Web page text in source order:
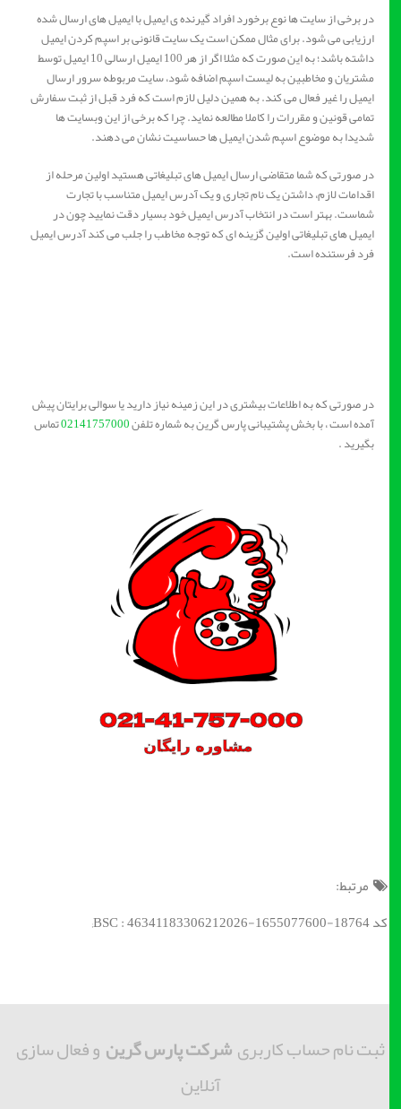
در برخی از سایت ها نوع برخورد افراد گیرنده ی ایمیل با ایمیل های ارسال شده
ارزیابی می شود. برای مثال ممکن است یک سایت قانونی بر اسپم کردن ایمیل
داشته باشد؛ به این صورت که مثلا اگر از هر 100 ایمیل ارسالی 10 ایمیل توسط
مشتریان و مخاطبین به لیست اسپم اضافه شود، سایت مربوطه سرور ارسال
ایمیل را غیر فعال می کند. به همین دلیل لازم است که فرد قبل از ثبت سفارش
تمامی قونین و مقررات را کاملا مطالعه نماید. چرا که برخی از این وبسایت ها
شدیدا به موضوع اسپم شدن ایمیل ها حساسیت نشان می دهند.
در صورتی که شما متقاضی ارسال ایمیل های تبلیغاتی هستید اولین مرحله از
اقدامات لازم، داشتن یک نام تجاری و یک آدرس ایمیل متناسب با تجارت
شماست. بهتر است در انتخاب آدرس ایمیل خود بسیار دقت نمایید چون در
ایمیل های تبلیغاتی اولین گزینه ای که توجه مخاطب را جلب می کند آدرس ایمیل
فرد فرستنده است.
در صورتی که به اطلاعات بیشتری در این زمینه نیاز دارید یا سوالی برایتان پیش
آمده است ، با بخش پشتیبانی پارس گرین به شماره تلفن02141757000تماس
بگیرید .
مرتبط:
کد BSC : 46341183306212026-1655077600-18764;
ثبت نام حساب کاربریشرکت پارس گرینو فعال سازی
آنلاین